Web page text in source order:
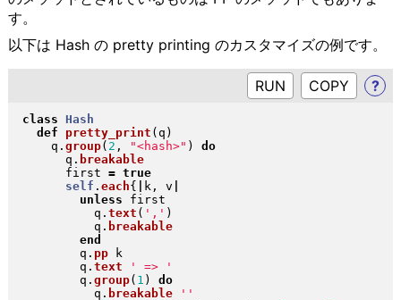
す。
以下は Hash の pretty printing のカスタマイズの例です。
RUN ?
class
Hash
def
pretty_print ( q )
    q
. group( 2 , "<hash>" )
do
      q
. breakable
      first
= true
self . each{ k, v
unless first
          q
. text ( ',' )
          q
. breakable
end
        q
. pp k
        q
. text
' => '
        q
. group( 1 )
do
          q
. breakable
''